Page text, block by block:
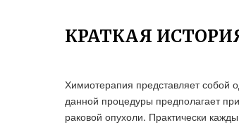
КРАТКАЯ
Химиотерапия представляет собой
данной процедуры предполагает
раковой опухоли. Практически